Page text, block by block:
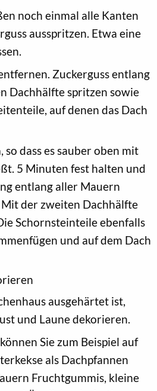
noch einmal alle Kanten
ausspritzen. Etwa eine
Zuckerguss entlang
Dachhälfte spritzen sowie
auf denen das Dach
so dass es sauber oben mit
5 Minuten fest halten und
entlang aller Mauern
der zweiten Dachhälfte
Schornsteinteile ebenfalls
und auf dem Dach
ausgehärtet ist,
und Laune dekorieren.
Sie zum Beispiel auf
als Dachpfannen
Fruchtgummis, kleine